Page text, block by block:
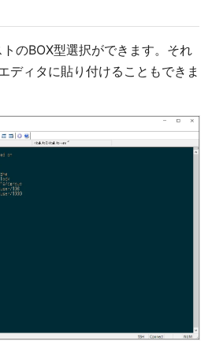
のBOX型選択ができます。それ
ディタに貼り付けることもできま